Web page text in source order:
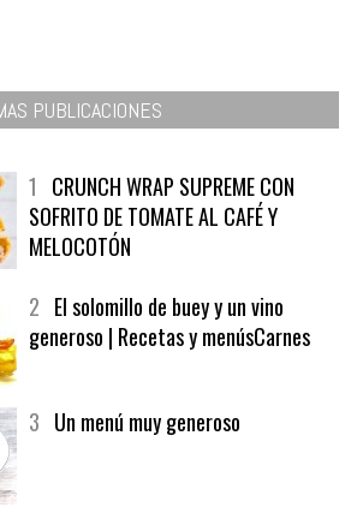
PUBLICACIONES
1 CRUNCH WRAP SUPREME CON
SOFRITO DE TOMATE AL CAFÉ Y
MELOCOTÓN
2 El solomillo de buey y un vino
generoso | Recetas y menúsCarnes
3 Un menú muy generoso